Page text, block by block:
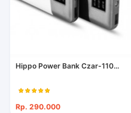
Hippo Power Bank Czar-110...
Rp. 290.000